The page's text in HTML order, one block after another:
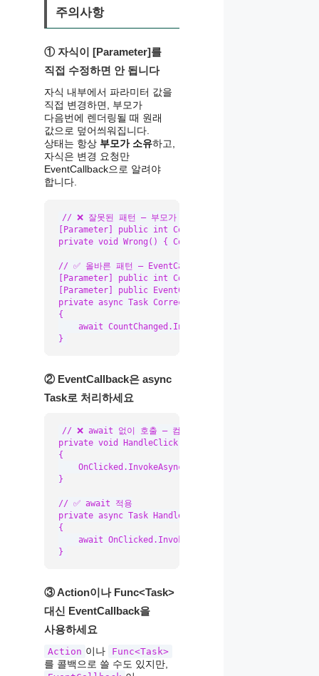
주의사항
① 자식이 [Parameter]를
직접 수정하면 안 됩니다
자식 내부에서 파라미터 값을
직접 변경하면, 부모가
다음번에 렌더링될 때 원래
값으로 덮어씌워집니다.
상태는 항상 부모가 소유하고,
자식은 변경 요청만
EventCallback으로 알려야
합니다.
// ❌ 잘못된 패턴 — 부모가 모르는 상태 변경
[Parameter] public int Count { get; set; }
private void Wrong() { Count++; }  // 다음 렌더링 때 원
// ✅ 올바른 패턴 — EventCallback으로 부모에 위임
[Parameter] public int Count { get; set; }
[Parameter] public EventCallback<int>
private async Task Correct()
{
    await CountChanged.InvokeAsync(Count + 1);
}
② EventCallback은 async
Task로 처리하세요
// ❌ await 없이 호출 — 컴파일러 경고 발생
private void HandleClick()
{
    OnClicked.InvokeAsync();  // Task를 버림
}
// ✅ await 적용
private async Task HandleClick()
{
    await OnClicked.InvokeAsync();
}
③ Action이나 Func<Task>
대신 EventCallback을
사용하세요
Action 이나 Func<Task>
를 콜백으로 쓸 수도 있지만,